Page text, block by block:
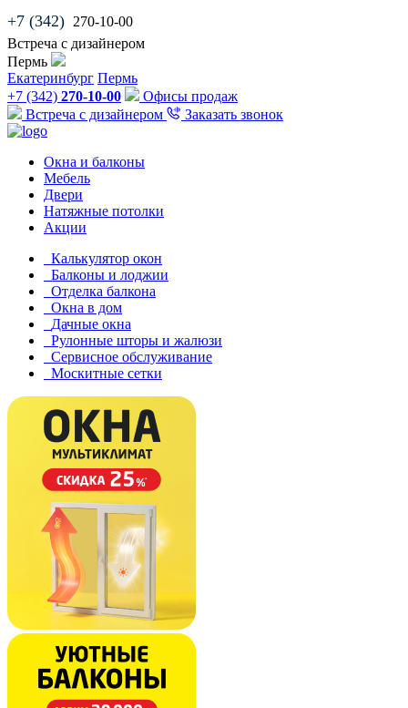
+7 (342) 270-10-00
Встреча с дизайнером
Пермь
Екатеринбург Пермь
+7 (342) 270-10-00
Офисы продаж
Встреча с дизайнером
Заказать звонок
Окна и балконы
Мебель
Двери
Натяжные потолки
Акции
Калькулятор окон
Балконы и лоджии
Отделка балкона
Окна в дом
Дачные окна
Рулонные шторы и жалюзи
Сервисное обслуживание
Москитные сетки